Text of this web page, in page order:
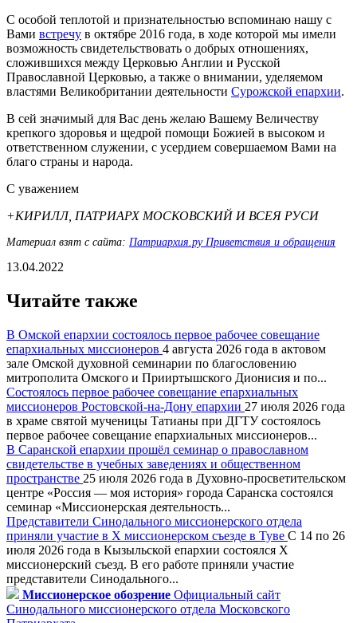
С особой теплотой и признательностью вспоминаю нашу с
Вами встречу в октябре 2016 года, в ходе которой мы имели
возможность свидетельствовать о добрых отношениях,
сложившихся между Церковью Англии и Русской
Православной Церковью, а также о внимании, уделяемом
властями Великобритании деятельности Сурожской епархии.
В сей значимый для Вас день желаю Вашему Величеству
крепкого здоровья и щедрой помощи Божией в высоком и
ответственном служении, с усердием совершаемом Вами на
благо страны и народа.
С уважением
+КИРИЛЛ, ПАТРИАРХ МОСКОВСКИЙ И ВСЕЯ РУСИ
Материал взят с сайта: Патриархия.ру Приветствия и обращения
13.04.2022
Читайте также
В Омской епархии состоялось первое рабочее совещание
епархиальных миссионеров 4 августа 2026 года в актовом
зале Омской духовной семинарии по благословению
митрополита Омского и Прииртышского Дионисия и по...
Состоялось первое рабочее совещание епархиальных
миссионеров Ростовской-на-Дону епархии 27 июля 2026 года
в храме святой мученицы Татианы при ДГТУ состоялось
первое рабочее совещание епархиальных миссионеров...
В Саранской епархии прошёл семинар о православном
свидетельстве в учебных заведениях и общественном
пространстве 25 июля 2026 года в Духовно-просветительском
центре «Россия — моя история» города Саранска состоялся
семинар «Миссионерская деятельность...
Представители Синодального миссионерского отдела
приняли участие в X миссионерском съезде в Туве С 14 по 26
июля 2026 года в Кызыльской епархии состоялся X
миссионерский съезд. В его работе приняли участие
представители Синодального...
Миссионерское обозрение Официальный сайт
Синодального миссионерского отдела Московского